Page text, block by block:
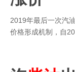
2019年最后一次汽油
价格形成机制，自